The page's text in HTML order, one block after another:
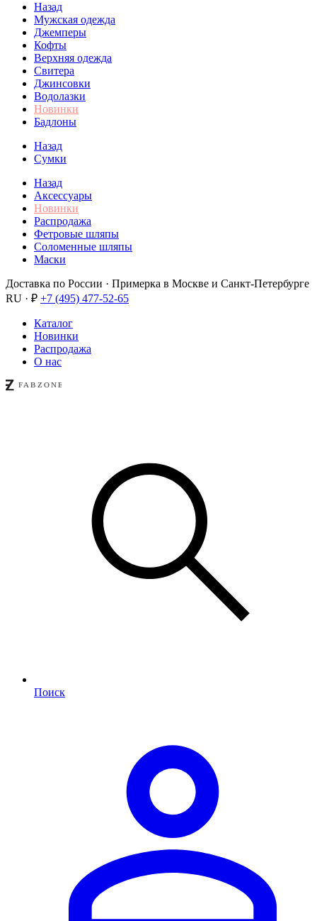
Назад
Мужская одежда
Джемперы
Кофты
Верхняя одежда
Свитера
Джинсовки
Водолазки
Новинки
Бадлоны
Назад
Сумки
Назад
Аксессуары
Новинки
Распродажа
Фетровые шляпы
Соломенные шляпы
Маски
Доставка по России · Примерка в Москве и Санкт-Петербурге
RU · ₽ +7 (495) 477-52-65
Каталог
Новинки
Распродажа
О нас
Поиск